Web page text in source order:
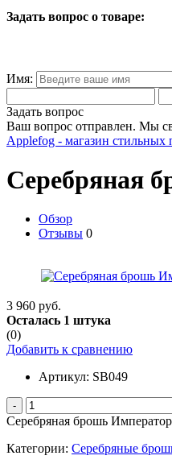
Задать вопрос о товаре:
Имя:
Задать вопрос
Ваш вопрос отправлен. Мы
Applefog - магазин стильных
Серебряная
Обзор
Отзывы 0
3 960 руб.
Осталась 1 штука
(0)
Добавить к сравнению
Артикул: SB049
-
Серебряная брошь
Категории: Серебряные